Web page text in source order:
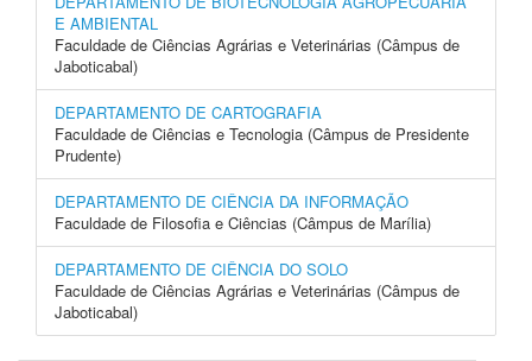
E AMBIENTAL
Faculdade de Ciências Agrárias e Veterinárias (Câmpus de
Jaboticabal)
DEPARTAMENTO DE CARTOGRAFIA
Faculdade de Ciências e Tecnologia (Câmpus de Presidente
Prudente)
DEPARTAMENTO DE CIÊNCIA DA INFORMAÇÃO
Faculdade de Filosofia e Ciências (Câmpus de Marília)
DEPARTAMENTO DE CIÊNCIA DO SOLO
Faculdade de Ciências Agrárias e Veterinárias (Câmpus de
Jaboticabal)